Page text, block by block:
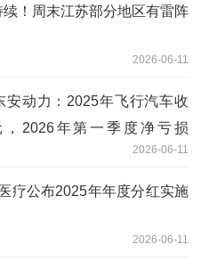
！周末江苏部分地区有雷阵
2026-06-11
安动力：2025年飞行汽车收
，2026年第一季度净亏损
2026-06-11
疗公布2025年年度分红实施
2026-06-11